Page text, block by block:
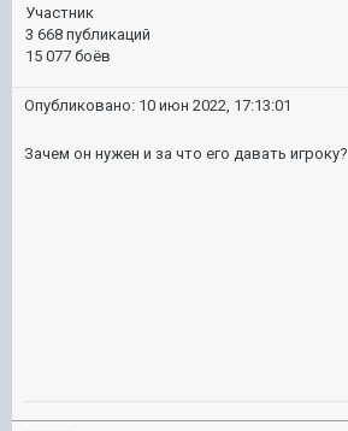
Участник
3 668 публикаций
15 077 боёв
Опубликовано: 10 июн 2022, 17:13:01
Зачем он нужен и за что его давать игроку?